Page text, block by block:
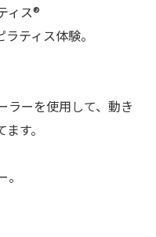
ィス®︎
ティス体験。
ラーを使用して、動き
す。